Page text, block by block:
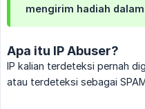
mengirim hadiah
Apa itu IP Abuser?
IP kalian terdeteksi pernah
atau terdeteksi sebagai